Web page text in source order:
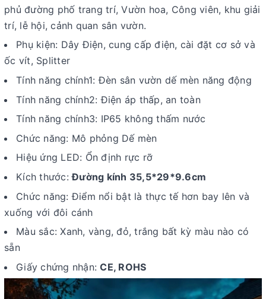
phủ đường phố trang trí, Vườn hoa, Công viên, khu giải
trí, lễ hội, cảnh quan sân vườn.
Phụ kiện: Dây Điện, cung cấp điện, cài đặt cơ sở và
ốc vít, Splitter
Tính năng chính1: Đèn sân vườn dế mèn năng động
Tính năng chính2: Điện áp thấp, an toàn
Tính năng chính3: IP65 không thấm nước
Chức năng: Mô phỏng Dế mèn
Hiệu ứng LED: Ổn định rực rỡ
Kích thước:Đường kính 35,5*29*9.6cm
Chức năng: Điểm nổi bật là thực tế hơn bay lên và
xuống với đôi cánh
Màu sắc: Xanh, vàng, đỏ, trắng bất kỳ màu nào có
sẵn
Giấy chứng nhận:CE, ROHS